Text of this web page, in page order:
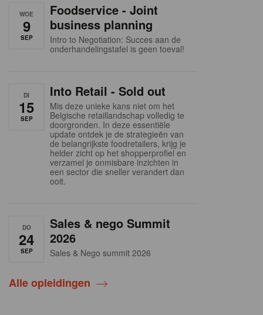
WOE
9
SEP
Foodservice - Joint
business planning
Intro to Negotiation: Succes aan de
onderhandelingstafel is geen toeval!
DI
15
SEP
Into Retail - Sold out
Mis deze unieke kans niet om het
Belgische retaillandschap volledig te
doorgronden. In deze essentiële
update ontdek je de strategieën van
de belangrijkste foodretailers, krijg je
helder zicht op het shopperprofiel en
verzamel je onmisbare inzichten in
een sector die sneller verandert dan
ooit.
DO
24
SEP
Sales & nego Summit
2026
Sales & Nego summit 2026
Alle opleidingen